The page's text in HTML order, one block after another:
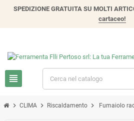
SPEDIZIONE GRATUITA SU MOLTI
cartaceo!
view_headline
chevron_right CLIMA chevron_right Riscaldamento chevron_right Fumaiolo